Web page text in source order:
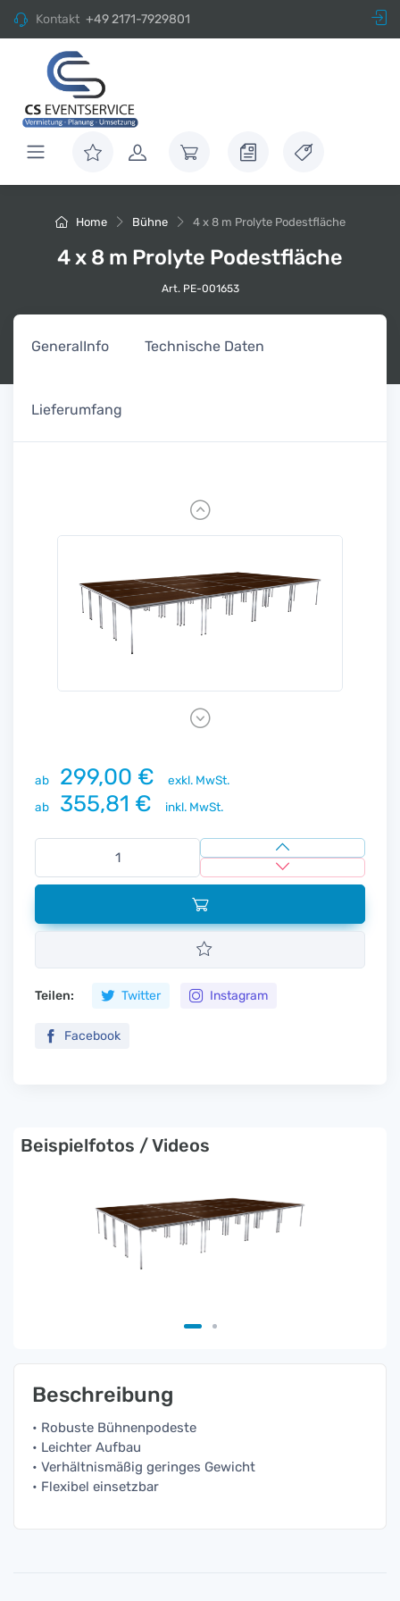
Kontakt +49 2171-7929801
Home Bühne 4 x 8 m Prolyte Podestfläche
4 x 8 m Prolyte Podestfläche
Art. PE-001653
GeneralInfo Technische Daten
Lieferumfang
Previous
Next
ab 299,00 €
exkl. MwSt.
ab
355,81 € inkl. MwSt.
Teilen: Twitter Instagram
Facebook
Beispielfotos / Videos
Beschreibung
• Robuste Bühnenpodeste
• Leichter Aufbau
• Verhältnismäßig geringes Gewicht
• Flexibel einsetzbar